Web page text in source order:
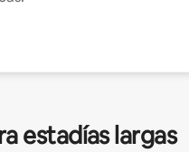
estadías largas